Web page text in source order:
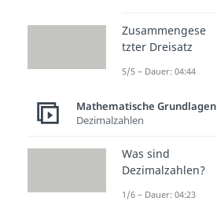
Zusammengese
tzter Dreisatz
5/5 – Dauer: 04:44
Mathematische Grundlagen
Dezimalzahlen
Was sind
Dezimalzahlen?
1/6 – Dauer: 04:23